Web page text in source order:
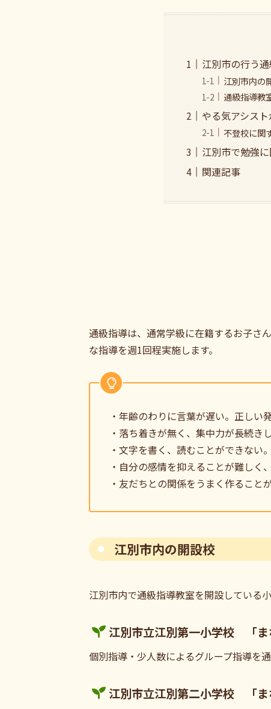
江別市の行う
江別市内の
通級指導教
やる気アシス
不登校に関
江別市で勉強
関連記事
通級指導は、通常学級に在籍するお子さ
な指導を週1回程実施します。
・年齢のわりに言葉が遅い。正しい
・落ち着きが無く、集中力が長続き
・文字を書く、読むことができない
・自分の感情を抑えることが難しく
・友だちとの関係をうまく作ること
江別市内の開設校
江別市内で通級指導教室を開設している小
江別市立江別第一小学校 「ま
個別指導・少人数によるグループ指導を
江別市立江別第二小学校 「ま